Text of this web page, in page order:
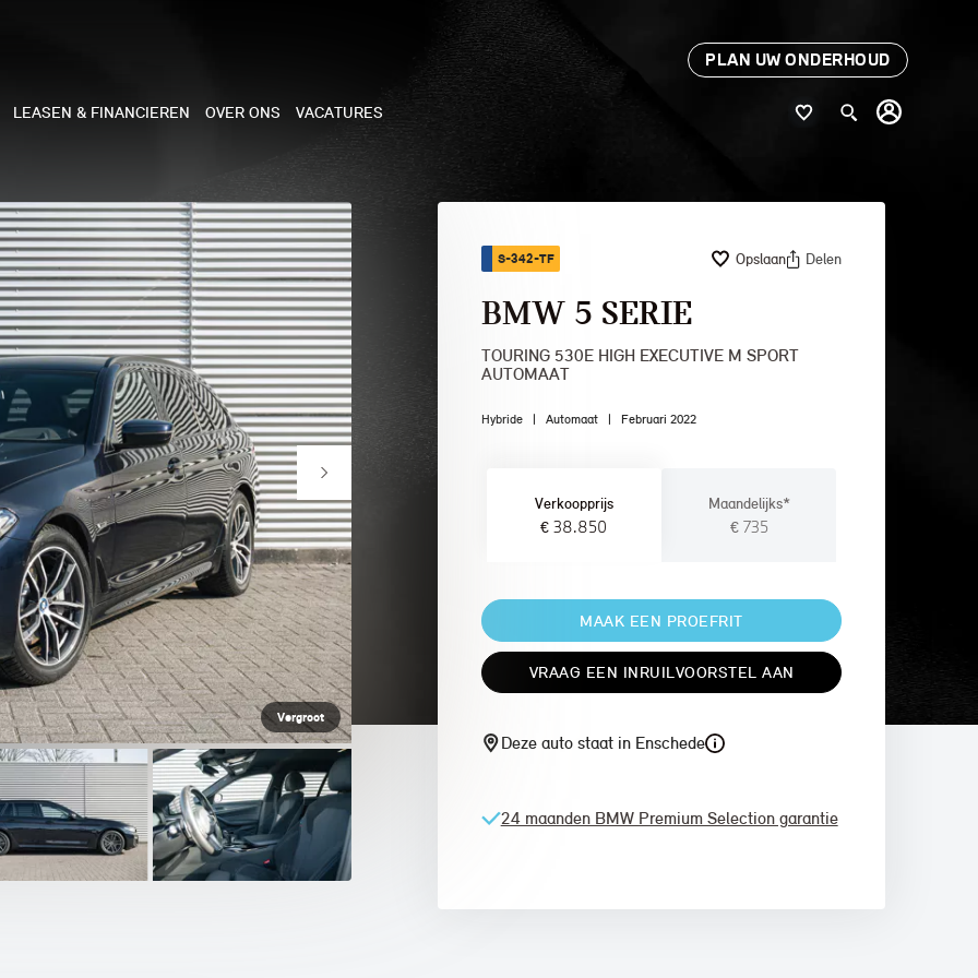
PLAN UW ONDERHOUD
3-DEURS
CABRIO
5-DEURS
COOPER WORKS
SMITH EDITION
LEASEN & FINANCIEREN OVER ONS VACATURES
Vergroot
S-342-TF Opslaan Delen
BMW 5 SERIE
TOURING 530E HIGH EXECUTIVE M SPORT
AUTOMAAT
Hybride | Automaat | Februari 2022
Verkoopprijs
€ 38.850
Maandelijks*
€ 735
MAAK EEN PROEFRIT
VRAAG EEN INRUILVOORSTEL AAN
Deze auto staat in Enschede
24 maanden BMW Premium Selection garantie